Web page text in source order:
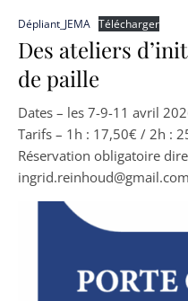
Dépliant_JEMA Télécharger
Des ateliers
de paille
Dates – les 7-9-11 avril
Tarifs – 1h : 17,50€ / 2h :
Réservation obligatoire